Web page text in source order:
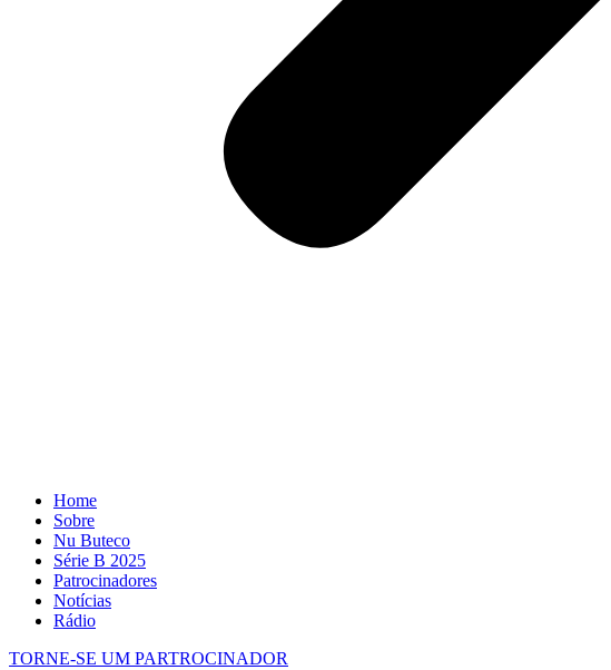
Home
Sobre
Nu Buteco
Série B 2025
Patrocinadores
Notícias
Rádio
TORNE-SE UM PARTROCINADOR